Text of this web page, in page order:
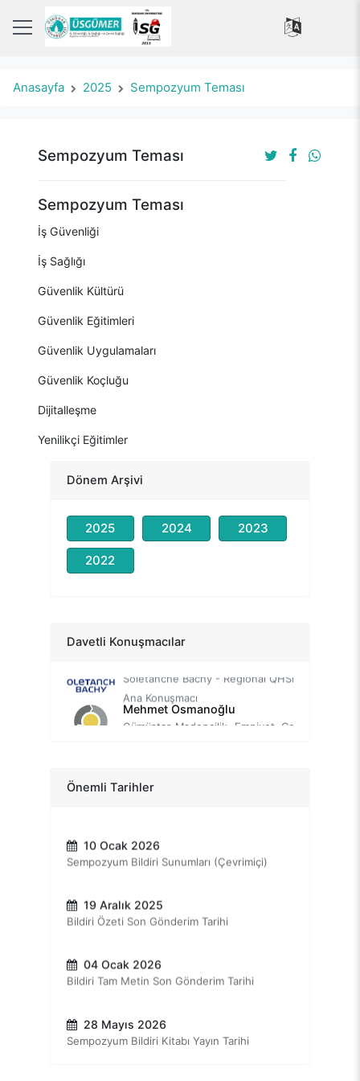
Anasayfa 2025 Sempozyum Teması
Sempozyum Teması
Sempozyum Teması
İş Güvenliği
İş Sağlığı
Güvenlik Kültürü
Güvenlik Eğitimleri
Güvenlik Uygulamaları
Güvenlik Koçluğu
Dijitalleşme
Yenilikçi Eğitimler
Dönem Arşivi
2025 2024 2023
2022
Davetli Konuşmacılar
Ana Konuşmacı
Meksut Alev
Ana Konuşmacı
Mehmet Osmanoğlu
Osman Tüzer
Yasin Öztürk
Başmühendis
Önemli Tarihler
09 Ocak 2026
10 Ocak 2026
Sempozyum Bildiri Sunumları (Çevrimiçi)
19 Aralık 2025
Bildiri Özeti Son Gönderim Tarihi
04 Ocak 2026
Bildiri Tam Metin Son Gönderim Tarihi
28 Mayıs 2026
Sempozyum Bildiri Kitabı Yayın Tarihi